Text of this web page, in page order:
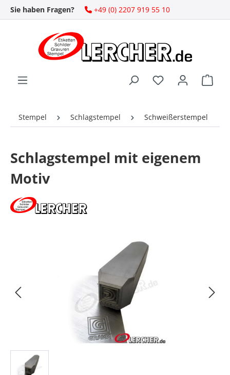
Zum Hauptinhalt springen
Sie haben Fragen? +49 (0) 2207 919 55 10
Stempel Schlagstempel Schweißerstempel
Schlagstempel mit eigenem
Motiv